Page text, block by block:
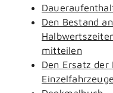
Den Bestand
mitteilen
Den Ersatz der